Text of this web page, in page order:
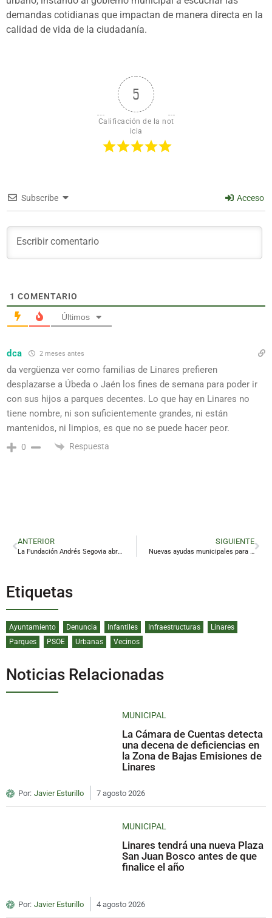
demandas cotidianas que impactan de manera directa en la
calidad de vida de la ciudadanía.
5
Calificación de la not
icia
Subscribe Acceso
1 COMENTARIO
Últimos
dca 2 meses antes
da vergüenza ver como familias de Linares prefieren
desplazarse a Úbeda o Jaén los fines de semana para poder ir
con sus hijos a parques decentes. Lo que hay en Linares no
tiene nombre, ni son suficientemente grandes, ni están
mantenidos, ni limpios, es que no se puede hacer peor.
0 Respuesta
ANTERIOR
La Fundación Andrés Segovia abre sus puertas a la élite emergente del piano nacional
SIGUIENTE
Nuevas ayudas municipales para incentivar el emprendimiento y la contratación en Linares
Etiquetas
Ayuntamiento Denuncia Infantiles Infraestructuras
Linares
Parques
PSOE Urbanas Vecinos
Noticias Relacionadas
MUNICIPAL
La Cámara de Cuentas detecta
una decena de deficiencias en
la Zona de Bajas Emisiones de
Linares
Por: Javier Esturillo 7 agosto 2026
MUNICIPAL
Linares tendrá una nueva Plaza
San Juan Bosco antes de que
finalice el año
Por: Javier Esturillo 4 agosto 2026